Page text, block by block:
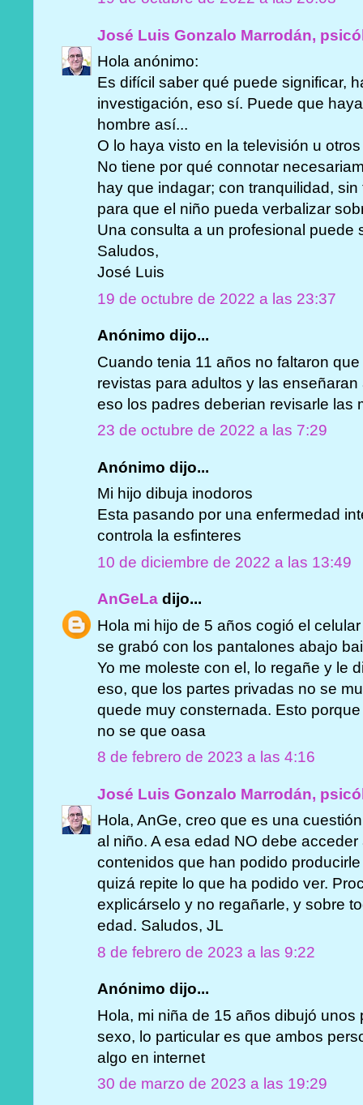
José Luis Gonzalo Marrodán,
Hola anónimo:
Es difícil saber qué puede significar,
investigación, eso sí. Puede que
hombre así...
O lo haya visto en la televisión u
No tiene por qué connotar
hay que indagar; con tranquilidad,
para que el niño pueda verbalizar
Una consulta a un profesional puede
Saludos,
José Luis
19 de octubre de 2022 a las 23:37
Anónimo dijo...
Cuando tenia 11 años no faltaron
revistas para adultos y las
eso los padres deberian revisarle las
23 de octubre de 2022 a las 7:29
Anónimo dijo...
Mi hijo dibuja inodoros
Esta pasando por una enfermedad
controla la esfinteres
10 de diciembre de 2022 a las 13:49
AnGeLa dijo...
Hola mi hijo de 5 años cogió el
se grabó con los pantalones abajo
Yo me moleste con el, lo regañe y le
eso, que los partes privadas no se
quede muy consternada. Esto
no se que oasa
8 de febrero de 2023 a las 4:16
José Luis Gonzalo Marrodán,
Hola, AnGe, creo que es una
al niño. A esa edad NO debe
contenidos que han podido
quizá repite lo que ha podido ver.
explicárselo y no regañarle, y sobre
edad. Saludos, JL
8 de febrero de 2023 a las 9:22
Anónimo dijo...
Hola, mi niña de 15 años dibujó
sexo, lo particular es que ambos
algo en internet
30 de marzo de 2023 a las 19:29